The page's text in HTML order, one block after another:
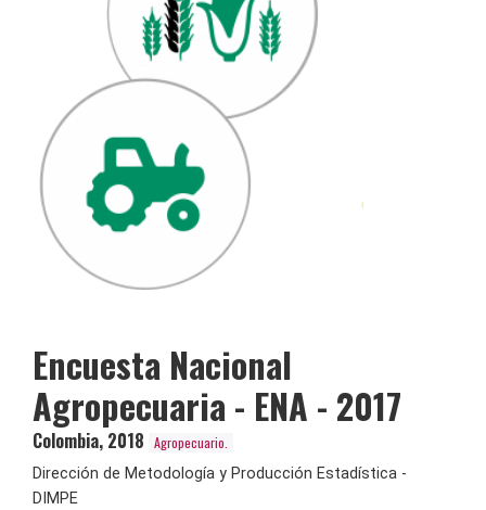
Encuesta Nacional
Agropecuaria - ENA - 2017
Colombia, 2018 Agropecuario.
Dirección de Metodología y Producción Estadística -
DIMPE